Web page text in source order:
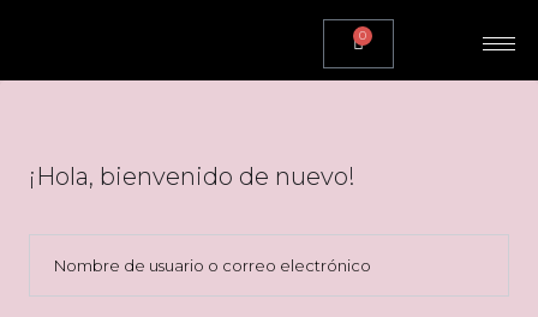
0
¡Hola, bienvenido de nuevo!